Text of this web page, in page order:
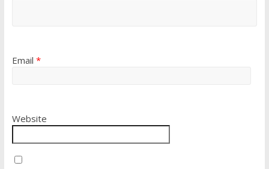
Email *
Website